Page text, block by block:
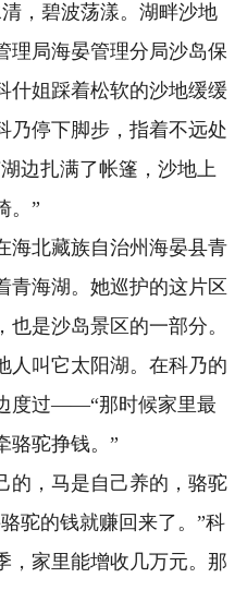
，碧波荡漾。湖畔沙地
理局海晏管理分局沙岛保
什姐踩着松软的沙地缓缓
乃停下脚步，指着不远处
边扎满了帐篷，沙地上
。”
北藏族自治州海晏县青
青海湖。她巡护的这片区
是沙岛景区的一部分。
人叫它太阳湖。在科乃的
度过——“那时候家里最
骆驼挣钱。”
，马是自己养的，骆驼
驼的钱就赚回来了。”科
，家里能增收几万元。那